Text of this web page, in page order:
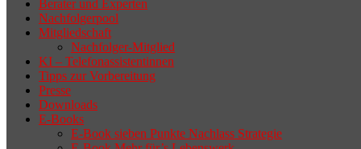
Berater und Experten
Nachfolgerpool
Mitgliedschaft
Nachfolger-Mitglied
KI – Telefonassistentinnen
Tipps zur Vorbereitung
Presse
Downloads
E-Books
E-Book sieben Punkte Nachlass Strategie